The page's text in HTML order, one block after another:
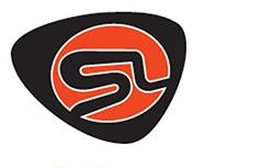
We use cookies to ensure that we
on our website. By continuing to
that cookies are used to help us
to offer you a better experience. To
you can disable cookies, you can